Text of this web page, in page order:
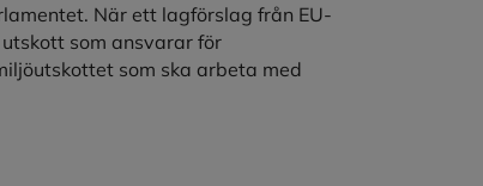
När ett lagförslag från EU-
som ansvarar för
som ska arbeta med